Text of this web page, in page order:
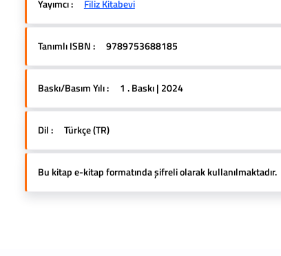
Yayımcı : Filiz Kitabevi
Tanımlı ISBN : 9789753688185
Baskı/Basım Yılı : 1 . Baskı | 2024
Dil : Türkçe (TR)
Bu kitap e-kitap formatında şifreli olarak kullanılmaktadır.